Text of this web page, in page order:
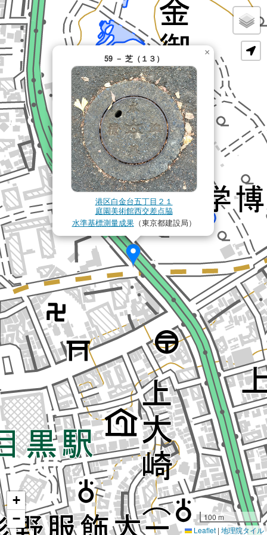
59 － 芝（１３）
港区白金台五丁目２１
庭園美術館西交差点脇
水準基標測量成果（東京都建設局）
×
+
−
100 m
Leaflet | 地理院タイル